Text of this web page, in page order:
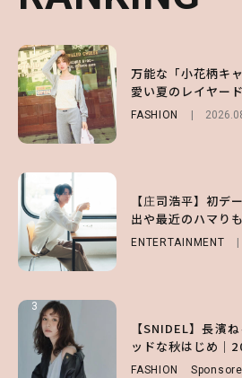
1
万能な「小花柄キ
愛い夏のレイヤー
FASHION
【庄司浩平】初デ
出や最近のハマり
ENTERTAINMENT
3
【SNIDEL】長濱
ッドな秋はじめ｜
FASHION
1
【森香澄】理想の
キープの秘訣や夏
ビュー！
ENTERTAINMENT
【庄司浩平】初デ
出や最近のハマり
ENTERTAINMENT
3
【SNIDEL】長濱
ッドな秋はじめ｜
FASHION
1
【SNIDEL】長濱ね
ッドな秋はじめ｜
FASHION
【付録】総柄ハロ
ノ国屋コラボの“
い味方！【オトナ
3
【谷まりあ】夏は
げなく肌見せ！透
るマストハブアイ